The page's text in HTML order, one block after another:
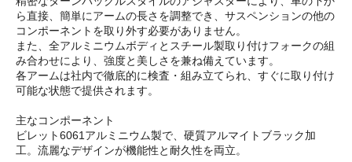
ら直接、簡単にアームの長さを調整でき、サスペンションの他の
コンポーネントを取り外す必要がありません。
また、全アルミニウムボディとスチール製取り付けフォークの組
み合わせにより、強度と美しさを兼ね備えています。
各アームは社内で徹底的に検査・組み立てられ、すぐに取り付け
可能な状態で提供されます。
主なコンポーネント
ビレット6061アルミニウム製で、硬質アルマイトブラック加
工。流麗なデザインが機能性と耐久性を両立。